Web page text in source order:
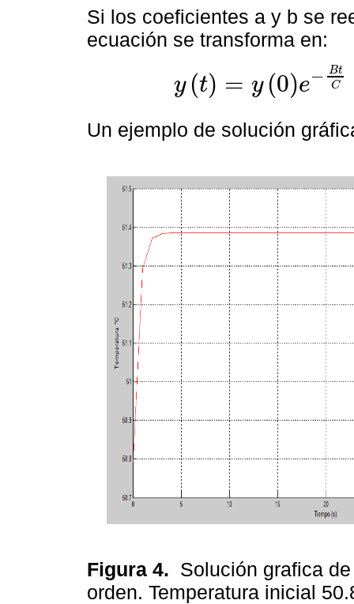
Si los coeficientes a y b se
ecuación se transforma en:
y (t) = y (0)e− Bt
C
yt= y0e- B C+AB 1-e -B tC
Un ejemplo de solución
Figura 4. Solución grafica
orden. Temperatura inicial